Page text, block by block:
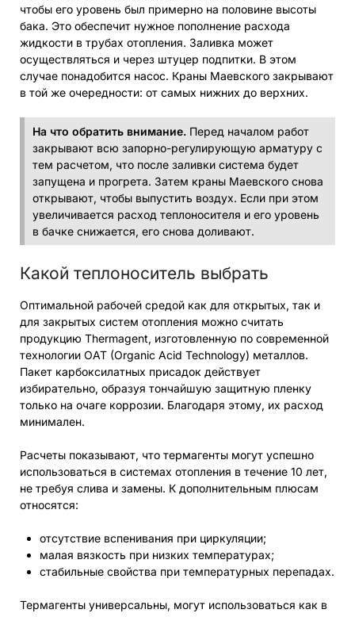
чтобы его уровень был примерно на половине высоты
бака. Это обеспечит нужное пополнение расхода
жидкости в трубах отопления. Заливка может
осуществляться и через штуцер подпитки. В этом
случае понадобится насос. Краны Маевского закрывают
в той же очередности: от самых нижних до верхних.
На что обратить внимание. Перед началом работ
закрывают всю запорно-регулирующую арматуру с
тем расчетом, что после заливки система будет
запущена и прогрета. Затем краны Маевского снова
открывают, чтобы выпустить воздух. Если при этом
увеличивается расход теплоносителя и его уровень
в бачке снижается, его снова доливают.
Какой теплоноситель выбрать
Оптимальной рабочей средой как для открытых, так и
для закрытых систем отопления можно считать
продукцию Thermagent, изготовленную по современной
технологии OAT (Organic Acid Technology) металлов.
Пакет карбоксилатных присадок действует
избирательно, образуя тончайшую защитную пленку
только на очаге коррозии. Благодаря этому, их расход
минимален.
Расчеты показывают, что термагенты могут успешно
использоваться в системах отопления в течение 10 лет,
не требуя слива и замены. К дополнительным плюсам
относятся:
отсутствие вспенивания при циркуляции;
малая вязкость при низких температурах;
стабильные свойства при температурных перепадах.
Термагенты универсальны, могут использоваться как в